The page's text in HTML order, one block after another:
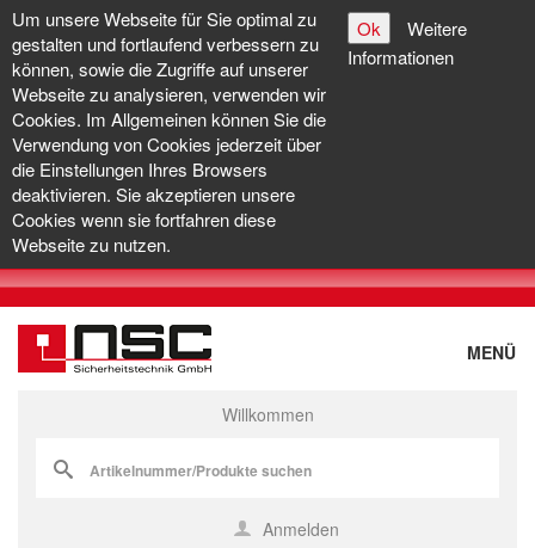
Um unsere Webseite für Sie optimal zu
gestalten und fortlaufend verbessern zu
können, sowie die Zugriffe auf unserer
Webseite zu analysieren, verwenden wir
Cookies. Im Allgemeinen können Sie die
Verwendung von Cookies jederzeit über
die Einstellungen Ihres Browsers
deaktivieren. Sie akzeptieren unsere
Cookies wenn sie fortfahren diese
Webseite zu nutzen.
Ok
Weitere
Informationen
MENÜ
Willkommen
Anmelden